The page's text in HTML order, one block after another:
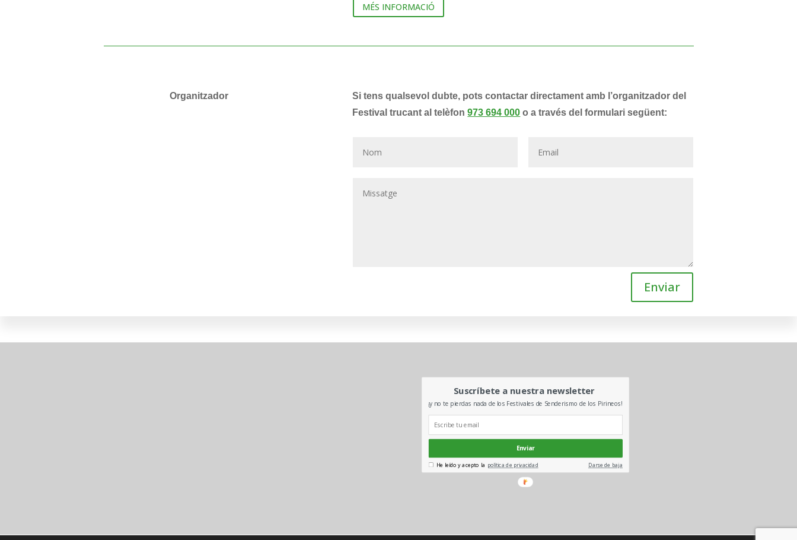
MÉS INFORMACIÓ
Organitzador
Si tens qualsevol dubte, pots contactar directament amb l’organitzador del
Festival trucant al telèfon973 694 000 o a través del formulari següent:
Enviar
Suscríbete a nuestra newsletter
¡y no te pierdas nada de los Festivales de Senderismo de los Pirineos!
Enviar
He leído y acepto la política de privacidad Darse de baja